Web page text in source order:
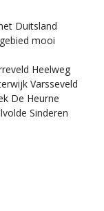
Duitsland
mooi
Heelweg
Varsseveld
De Heurne
Sinderen